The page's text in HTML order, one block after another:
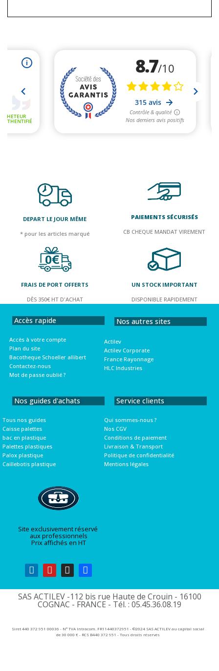
DEPART LE JOUR MÊME
* pour les articles marqué
PAIEMENTS SÉCURISÉS
CB CHEQUE MANDAT VIREMENT
FRAIS DE PORT OFFERTS
DÈS 350€ HT D'ACHAT
UN STOCK IMPORTANT
DISPONIBLE RAPIDEMENT
Accès rapide
Accès à votre compte
Plan du site
Bacotheque Schoeller allibert
Contactez-nous
Mot de passe oublié ?
Nos autres sites
Actilev
Actilev Corporate
France Rayonnage
HLC Industries
Nos guides d'achats
Tous nos guides
Caisse palettes
bac en plastique
Palettes plastiques
Palox plastique
Caillebotis plastique
Service clients
Qui sommes-nous ?
Nos CGV
Conditions de paiement
Livraison & Transport
Politique de confidentialité
Mentions légales
Site exclusivement réservé
aux professionnels
Prix affichés en HT
SAS ACTILEV -112 bis rue Haute de Crouin - 16100
COGNAC - FRANCE - Tél. : 05.45.36.08.19​
Siret 440 372 951 00036 - N° TVA Intracom. FR11440372951 - ©2024 SAS ACTILEV au capital social
de 30 000 € - RCS B440 372 951 - Tous droits réservés​​